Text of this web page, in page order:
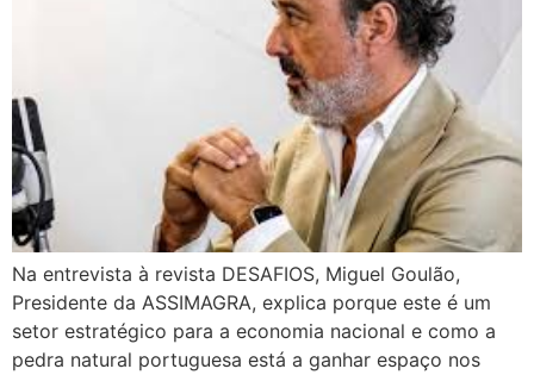
Na entrevista à revista DESAFIOS, Miguel Goulão,
Presidente da ASSIMAGRA, explica porque este é um
setor estratégico para a economia nacional e como a
pedra natural portuguesa está a ganhar espaço nos